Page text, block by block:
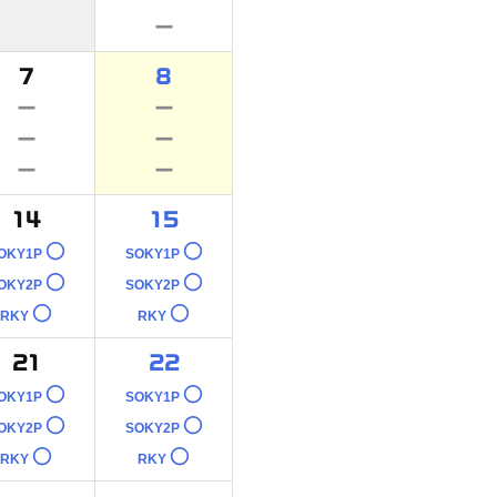
－
7
－
－
－
8
－
－
－
14
○
○
RKY ○
15
SOKY1P ○
SOKY2P ○
RKY ○
21
○
○
RKY ○
22
SOKY1P ○
SOKY2P ○
RKY ○